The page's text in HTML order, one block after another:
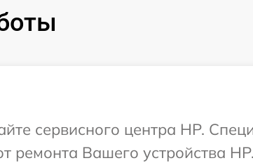
сервисного центра HP.
ремонта Вашего устройства HP.